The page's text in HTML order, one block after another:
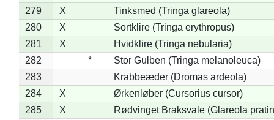
279
X
Tinksmed (Tringa glareola)
280
X
Sortklire (Tringa erythropus)
281
X
Hvidklire (Tringa nebularia)
282
*
Stor Gulben (Tringa melanoleuca)
283
Krabbeæder (Dromas ardeola)
284
X
Ørkenløber (Cursorius cursor)
285
X
Rødvinget Braksvale (Glareola